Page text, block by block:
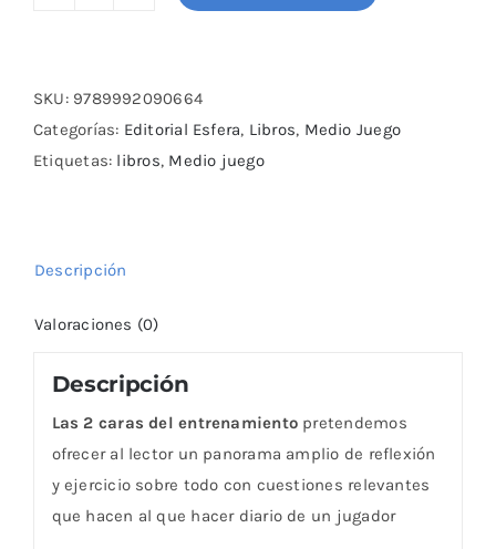
del
entrenamiento
cantidad
SKU: 9789992090664
Categorías: Editorial Esfera, Libros, Medio Juego
Etiquetas: libros, Medio juego
Descripción
Valoraciones (0)
Descripción
Las 2 caras del entrenamiento pretendemos
ofrecer al lector un panorama amplio de reflexión
y ejercicio sobre todo con cuestiones relevantes
que hacen al que hacer diario de un jugador